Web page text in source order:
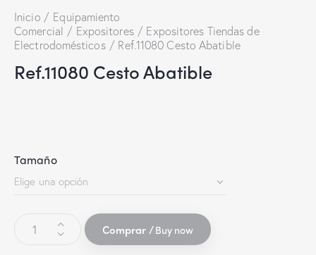
Inicio
Equipamiento
Comercial
Expositores
Expositores Tiendas de
Electrodomésticos
Ref.11080 Cesto Abatible
Ref.11080 Cesto Abatible
Tamaño
Buy now